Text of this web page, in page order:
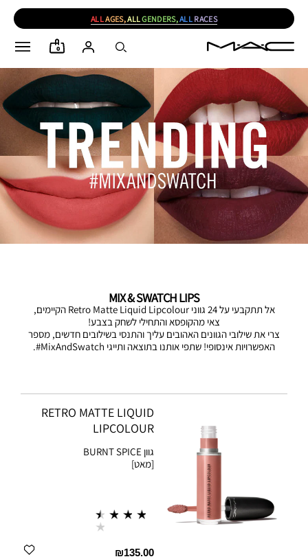
ALLAGES,ALLGENDERS,ALL RACES
0
MIX & SWATCH LIPS
אל תתקבעי על 24 גווני Retro Matte Liquid Lipcolour הקיימים,
צאי מהקופסא והתחילי לשחק בצבע!
צרי את שילובי הגוונים האהובים עליך והתנסי בשילובים חדשים, מספר
האפשרויות אינסופי! שתפי אותנו בתוצאה ותייגי MixAndSwatch#.
RETRO MATTE LIQUID
LIPCOLOUR
גוון BURNT SPICE
[מאט]
₪135.00